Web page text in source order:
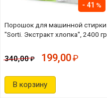
Порошок для машинной стирки
"Sorti. Экстракт хлопка", 2400 гр
41
340,00 199,00
В корзину